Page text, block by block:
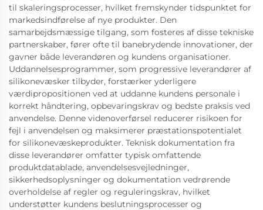
til skaleringsprocesser, hvilket fremskynder tidspunktet for
markedsindførelse af nye produkter. Den
samarbejdsmæssige tilgang, som fosteres af disse tekniske
partnerskaber, fører ofte til banebrydende innovationer, der
gavner både leverandøren og kundens organisationer.
Uddannelsesprogrammer, som progressive leverandører af
silikonevæsker tilbyder, forstærker yderligere
værdipropositionen ved at uddanne kundens personale i
korrekt håndtering, opbevaringskrav og bedste praksis ved
anvendelse. Denne videnoverførsel reducerer risikoen for
fejl i anvendelsen og maksimerer præstationspotentialet
for silikonevæskeprodukter. Teknisk dokumentation fra
disse leverandører omfatter typisk omfattende
produktdatablade, anvendelsesvejledninger,
sikkerhedsoplysninger og dokumentation vedrørende
overholdelse af regler og reguleringskrav, hvilket
understøtter kundens beslutningsprocesser og